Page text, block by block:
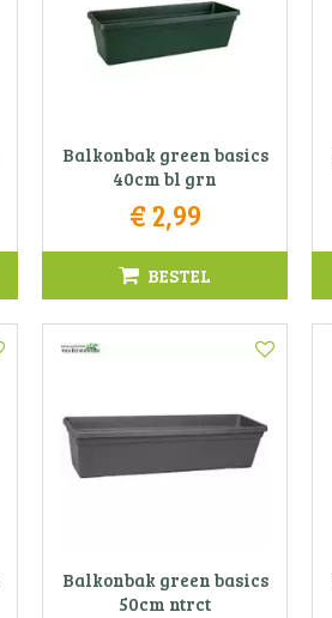
Balkonbak green basics
40cm bl grn
€ 2,99
BESTEL
Balkonbak green basics
50cm ntrct